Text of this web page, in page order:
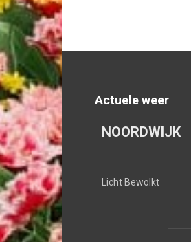
Actuele weer
NOORDWIJK
Licht Bewolkt